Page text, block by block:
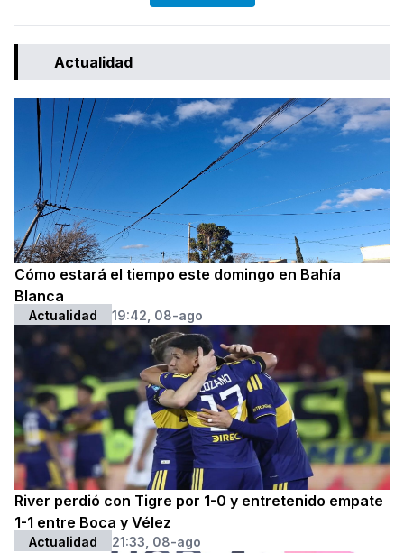
Actualidad
Cómo estará el tiempo este domingo en Bahía
Blanca
Actualidad 19:42, 08-ago
River perdió con Tigre por 1-0 y entretenido empate
1-1 entre Boca y Vélez
Actualidad 21:33, 08-ago